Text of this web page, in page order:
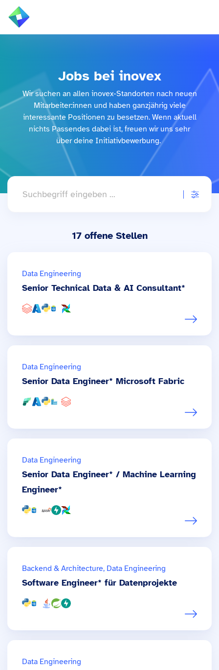
BRANCHEN
REFERENZEN
WISSEN & EVENTS
KARRIERE
Jobs bei inovex
Wir suchen an allen inovex-Standorten nach neuen
Mitarbeiter:innen und haben ganzjährig viele
interessante Positionen zu besetzen. Wenn aktuell
nichts Passendes dabei ist, freuen wir uns sehr
über deine Initiativbewerbung.
17offene Stellen
Data Engineering
Senior Technical Data & AI Consultant*
Data Engineering
Senior Data Engineer* Microsoft Fabric
Data Engineering
Senior Data Engineer* / Machine Learning
Engineer*
Backend & Architecture, Data Engineering
Software Engineer* für Datenprojekte
Data Engineering